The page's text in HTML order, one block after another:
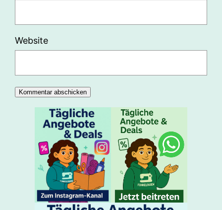
Website